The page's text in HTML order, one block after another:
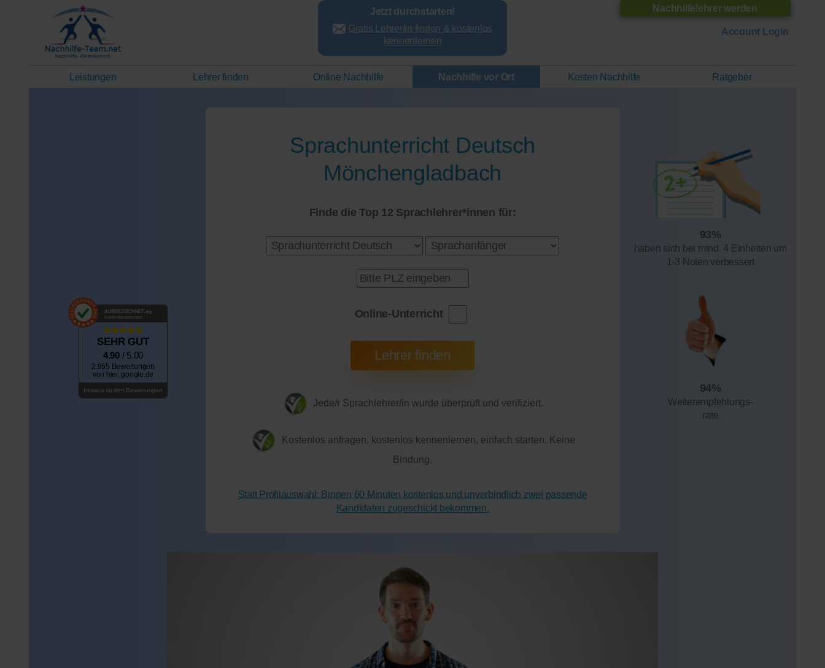
Nachhilfelehrer werden
Account Login
Jetzt durchstarten!
Gratis Lehrer/in finden & kostenlos
kennenlernen
Leistungen Lehrer finden Online Nachhilfe Nachhilfe vor Ort Kosten Nachhilfe Ratgeber
AUSGEZEICHNET.org
Kundenbewertungen
SEHR GUT
4.90 / 5.00
2.955 Bewertungen
von hier, google.de
Hinweis zu den Bewertungen
93%
haben sich bei mind. 4 Einheiten um
1-3 Noten verbessert
94%
Weiterempfehlungs-
rate
Sprachunterricht Deutsch
Mönchengladbach
Finde die Top 12 Sprachlehrer*innen für:
Online-Unterricht
Jede/r Sprachlehrer/in wurde überprüft und verifiziert.
Kostenlos anfragen, kostenlos kennenlernen, einfach starten. Keine
Bindung.
Statt Profilauswahl: Binnen 60 Minuten kostenlos und unverbindlich zwei passende
Kandidaten zugeschickt bekommen.